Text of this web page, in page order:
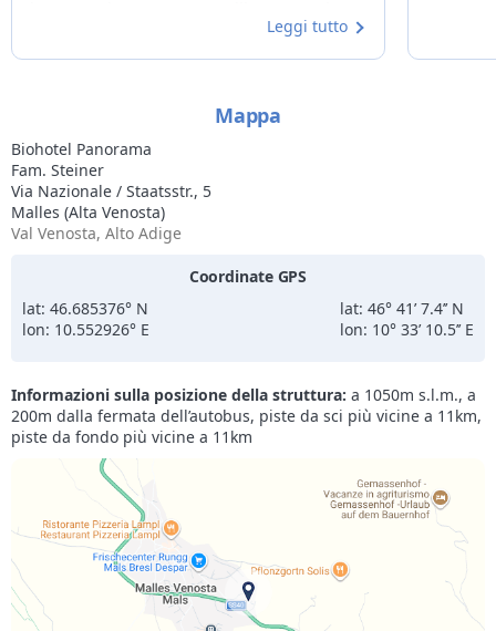
tutto molto cortese e preparato. UnLeggi tutto
Mappa
Biohotel Panorama
Fam. Steiner
Via Nazionale / Staatsstr., 5
Malles (Alta Venosta)
Val Venosta, Alto Adige
Coordinate GPS
lat: 46.685376° N
lon: 10.552926° E
lat: 46° 41’ 7.4’’ N
lon: 10° 33’ 10.5’’ E
Informazioni sulla posizione della struttura: a 1050m s.l.m., a
200m dalla fermata dell’autobus, piste da sci più vicine a 11km,
piste da fondo più vicine a 11km